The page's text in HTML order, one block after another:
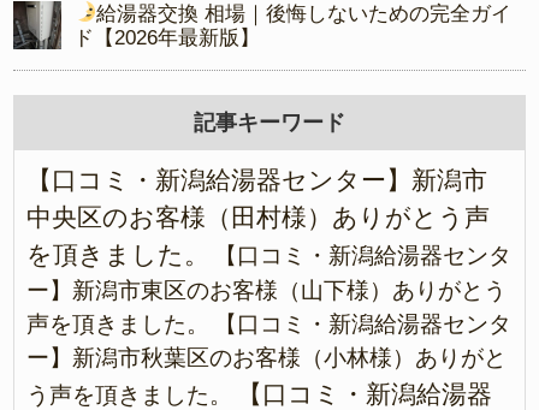
給湯器交換 相場｜後悔しないための完全ガイ
ド【2026年最新版】
記事キーワード
【口コミ・新潟給湯器センター】新潟市
中央区のお客様（田村様）ありがとう声
を頂きました。
【口コミ・新潟給湯器センタ
ー】新潟市東区のお客様（山下様）ありがとう
声を頂きました。
【口コミ・新潟給湯器センタ
ー】新潟市秋葉区のお客様（小林様）ありがと
う声を頂きました。
【口コミ・新潟給湯器